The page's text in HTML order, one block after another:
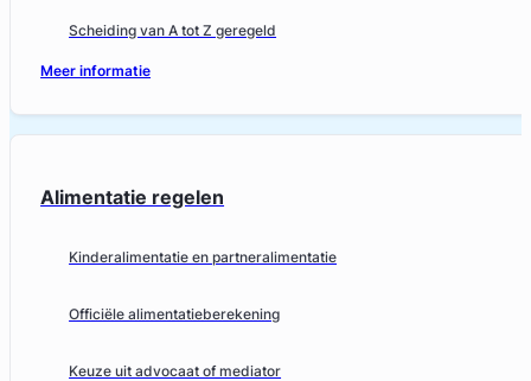
Scheiding van A tot Z geregeld
Meer informatie
Alimentatie regelen
Kinderalimentatie en partneralimentatie
Officiële alimentatieberekening
Keuze uit advocaat of mediator